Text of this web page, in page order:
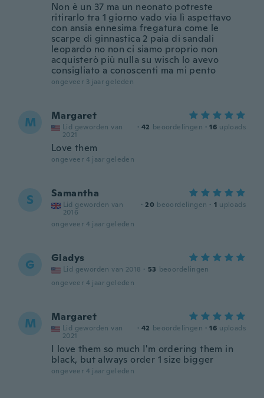
Non è un 37 ma un neonato potreste
ritirarlo tra 1 giorno vado via lì aspettavo
con ansia ennesima fregatura come le
scarpe di ginnastica 2 paia di sandali
leopardo no non ci siamo proprio non
acquisterò più nulla su wisch lo avevo
consigliato a conoscenti ma mi pento
ongeveer 3 jaar geleden
M Margaret
Lid geworden van
2021
· 42 beoordelingen · 16 uploads
Love them
ongeveer 4 jaar geleden
S Samantha
Lid geworden van
2016
· 20 beoordelingen · 1 uploads
ongeveer 4 jaar geleden
G Gladys
Lid geworden van 2018 · 53 beoordelingen
ongeveer 4 jaar geleden
M Margaret
Lid geworden van
2021
· 42 beoordelingen · 16 uploads
I love them so much I'm ordering them in
black, but always order 1 size bigger
ongeveer 4 jaar geleden